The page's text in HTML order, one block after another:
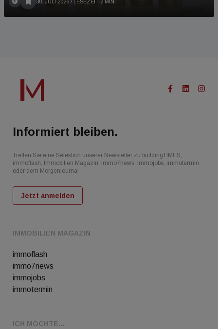
30. JULI 2026 / LESEZEIT 2 MIN
IMMOBILIEN MAGAZIN
immoflash
immo7news
immojobs
immotermin
ICH MÖCHTE...
Informiert bleiben.
Treffen Sie eine Selektion unserer Newsletter zu buildingTIMES,
immoflash, Immobilien Magazin, immo7news, immojobs, immotermin
oder dem Morgenjournal
Jetzt anmelden